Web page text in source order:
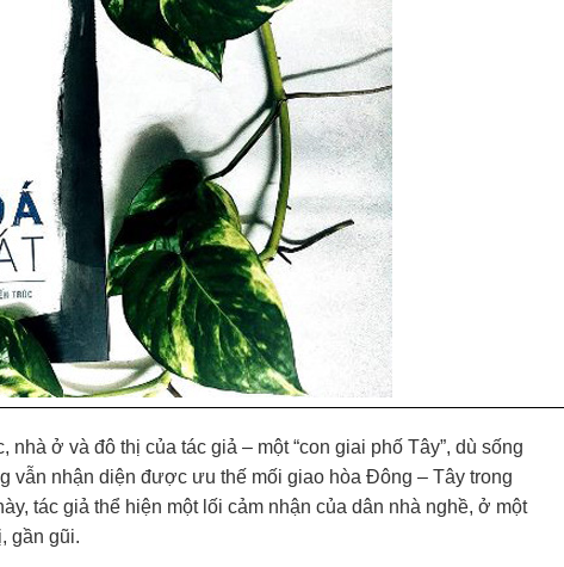
nhà ở và đô thị của tác giả – một “con giai phố Tây”, dù sống
vẫn nhận diện được ưu thế mối giao hòa Đông – Tây trong
tác giả thể hiện một lối cảm nhận của dân nhà nghề, ở một
gần gũi.